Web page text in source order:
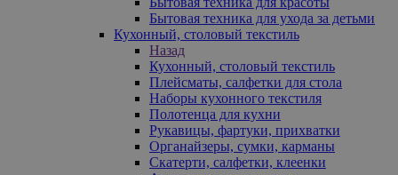
Бытовая техника для ухода за детьми
Кухонный, столовый текстиль
Назад
Кухонный, столовый текстиль
Плейсматы, салфетки для стола
Наборы кухонного текстиля
Полотенца для кухни
Рукавицы, фартуки, прихватки
Органайзеры, сумки, карманы
Скатерти, салфетки, клеенки